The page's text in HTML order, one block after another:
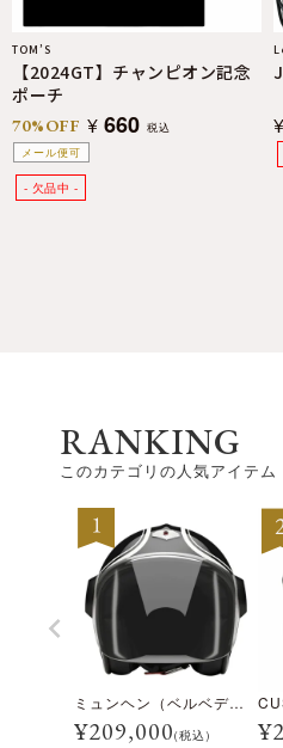
メール便可
TOM’S
【2024GT】チャンピオン記念
ポーチ
70%OFF ¥ 660 税込 ¥
RANKING
このカテゴリの人気アイテム
ミュンヘン（ベルベデーレ）
¥209,000(税込) ¥